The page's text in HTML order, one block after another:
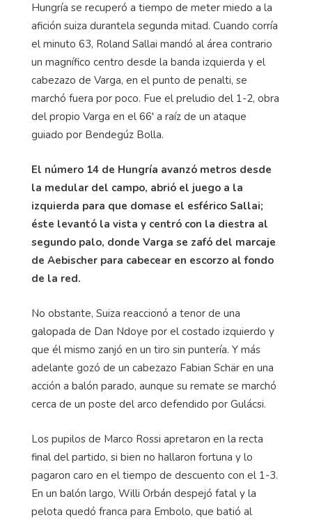
Hungría se recuperó a tiempo de meter miedo a la
afición suiza durantela segunda mitad. Cuando corría
el minuto 63, Roland Sallai mandó al área contrario
un magnífico centro desde la banda izquierda y el
cabezazo de Varga, en el punto de penalti, se
marchó fuera por poco. Fue el preludio del 1-2, obra
del propio Varga en el 66' a raíz de un ataque
guiado por Bendegúz Bolla.
El número 14 de Hungría avanzó metros desde
la medular del campo, abrió el juego a la
izquierda para que domase el esférico Sallai;
éste levantó la vista y centró con la diestra al
segundo palo, donde Varga se zafó del marcaje
de Aebischer para cabecear en escorzo al fondo
de la red.
No obstante, Suiza reaccionó a tenor de una
galopada de Dan Ndoye por el costado izquierdo y
que él mismo zanjó en un tiro sin puntería. Y más
adelante gozó de un cabezazo Fabian Schär en una
acción a balón parado, aunque su remate se marchó
cerca de un poste del arco defendido por Gulácsi.
Los pupilos de Marco Rossi apretaron en la recta
final del partido, si bien no hallaron fortuna y lo
pagaron caro en el tiempo de descuento con el 1-3.
En un balón largo, Willi Orbán despejó fatal y la
pelota quedó franca para Embolo, que batió al